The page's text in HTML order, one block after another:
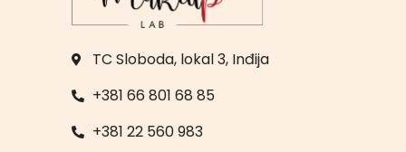
TC Sloboda, lokal 3, Inđija
+381 66 801 68 85
+381 22 560 983